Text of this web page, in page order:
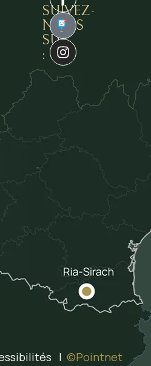
SUIVEZ-
NOUS
SUR
:
1
| ©Pointnet